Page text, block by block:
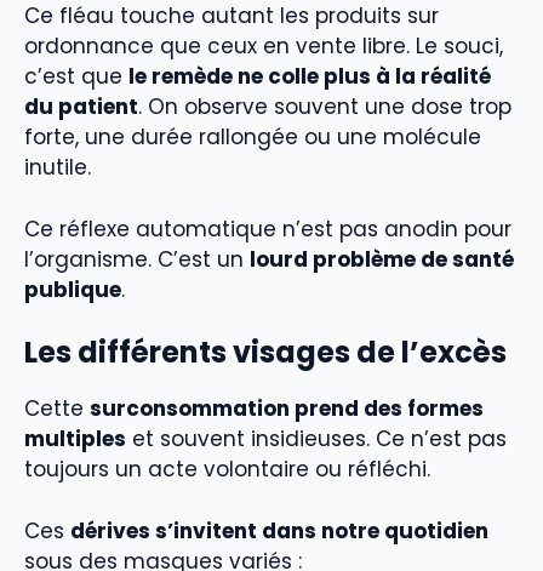
Ce fléau touche autant les produits sur
ordonnance que ceux en vente libre. Le souci,
c’est que le remède ne colle plus à la réalité
du patient. On observe souvent une dose trop
forte, une durée rallongée ou une molécule
inutile.
Ce réflexe automatique n’est pas anodin pour
l’organisme. C’est un lourd problème de santé
publique.
Les différents visages de l’excès
Cette surconsommation prend des formes
multiples et souvent insidieuses. Ce n’est pas
toujours un acte volontaire ou réfléchi.
Ces dérives s’invitent dans notre quotidien
sous des masques variés :